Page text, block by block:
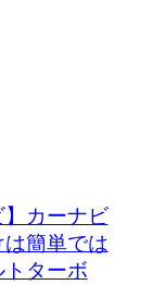
】カーナビ
簡単では
ターボ